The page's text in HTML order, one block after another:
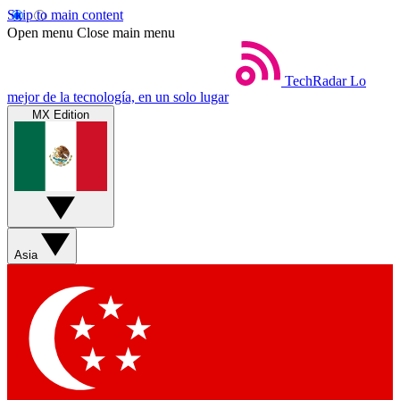
Skip to main content
Open menu Close main menu
TechRadar Lo
mejor de la tecnología, en un solo lugar
MX Edition
Asia